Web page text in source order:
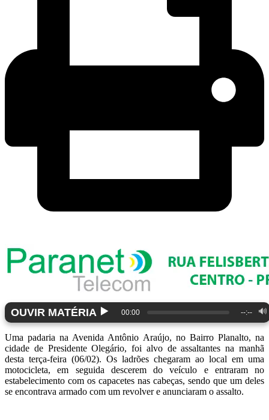
OUVIR MATÉRIA ▶️ 00:00 --:-- 🔊
Uma padaria na Avenida Antônio Araújo, no Bairro Planalto, na
cidade de Presidente Olegário, foi alvo de assaltantes na manhã
desta terça-feira (06/02). Os ladrões chegaram ao local em uma
motocicleta, em seguida descerem do veículo e entraram no
estabelecimento com os capacetes nas cabeças, sendo que um deles
se encontrava armado com um revolver e anunciaram o assalto.